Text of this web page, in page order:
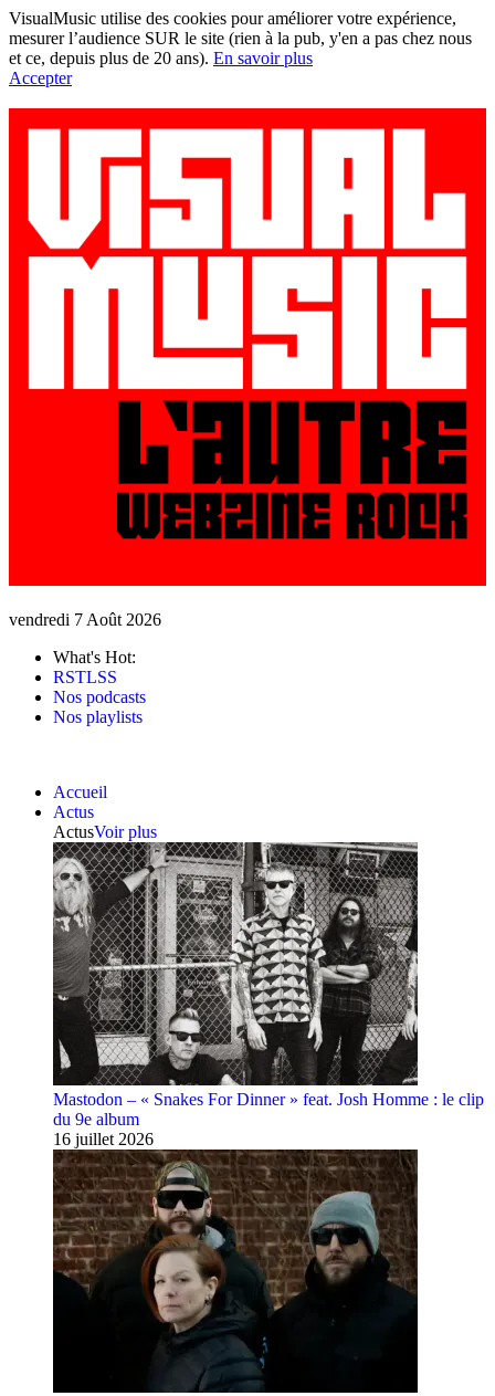
VisualMusic utilise des cookies pour améliorer votre expérience,
mesurer l’audience SUR le site (rien à la pub, y'en a pas chez nous
et ce, depuis plus de 20 ans). En savoir plus
Accepter
vendredi 7 Août 2026
What's Hot:
RSTLSS
Nos podcasts
Nos playlists
Accueil
Actus
ActusVoir plus
Mastodon – « Snakes For Dinner » feat. Josh Homme : le clip
du 9e album
16 juillet 2026